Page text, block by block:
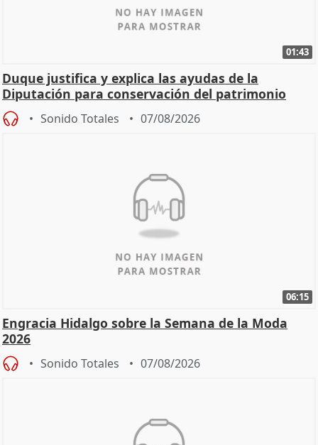
01:43
Duque justifica y explica las ayudas de la
Diputación para conservación del patrimonio
Sonido Totales 07/08/2026
06:15
Engracia Hidalgo sobre la Semana de la Moda
2026
Sonido Totales 07/08/2026